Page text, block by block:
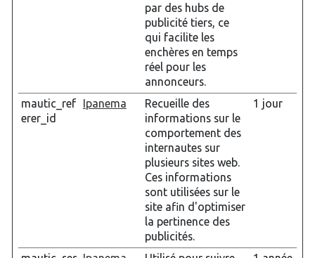
par des hubs de
publicité tiers, ce
qui facilite les
enchères en temps
réel pour les
annonceurs.
mautic_ref
erer_id
Ipanema
Recueille des
informations sur le
comportement des
internautes sur
plusieurs sites web.
Ces informations
sont utilisées sur le
site afin d'optimiser
la pertinence des
publicités.
1 jour